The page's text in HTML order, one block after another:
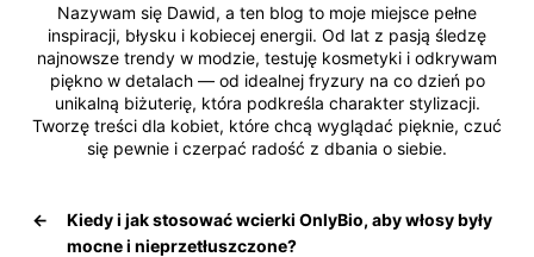
Nazywam się Dawid, a ten blog to moje miejsce pełne
inspiracji, błysku i kobiecej energii. Od lat z pasją śledzę
najnowsze trendy w modzie, testuję kosmetyki i odkrywam
piękno w detalach — od idealnej fryzury na co dzień po
unikalną biżuterię, która podkreśla charakter stylizacji.
Tworzę treści dla kobiet, które chcą wyglądać pięknie, czuć
się pewnie i czerpać radość z dbania o siebie.
←
Kiedy i jak stosować wcierki OnlyBio, aby włosy były
mocne i nieprzetłuszczone?